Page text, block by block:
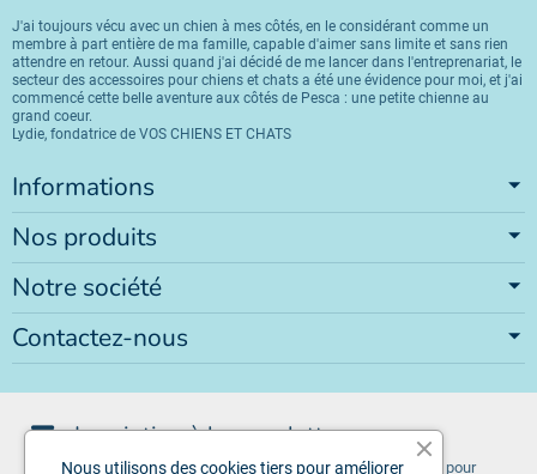
J'ai toujours vécu avec un chien à mes côtés, en le considérant comme un
membre à part entière de ma famille, capable d'aimer sans limite et sans rien
attendre en retour. Aussi quand j'ai décidé de me lancer dans l'entreprenariat, le
secteur des accessoires pour chiens et chats a été une évidence pour moi, et j'ai
commencé cette belle aventure aux côtés de Pesca : une petite chienne au
grand coeur.
Lydie, fondatrice de VOS CHIENS ET CHATS
Informations
Nos produits
Notre société
Contactez-nous
Inscription à la newsletter
Vous pouvez vous désinscrire à tout moment. Vous trouverez pour
Nous utilisons des cookies tiers pour améliorer